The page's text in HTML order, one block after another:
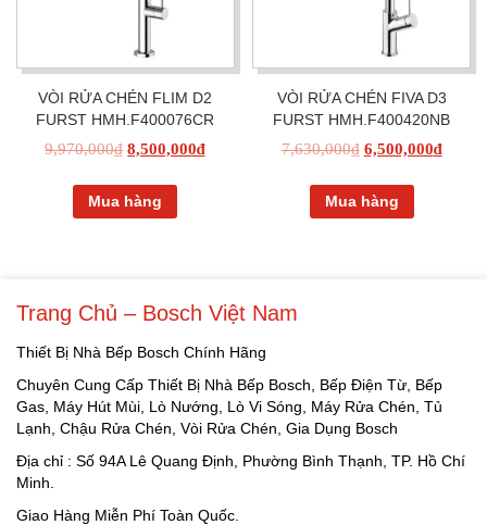
VÒI RỬA CHÉN FLIM D2
FURST HMH.F400076CR
9,970,000₫ 8,500,000₫
Mua hàng
VÒI RỬA CHÉN FIVA D3
FURST HMH.F400420NB
7,630,000₫ 6,500,000₫
Mua hàng
Trang Chủ – Bosch Việt Nam
Thiết Bị Nhà Bếp Bosch Chính Hãng
Chuyên Cung Cấp Thiết Bị Nhà Bếp Bosch, Bếp Điện Từ, Bếp
Gas, Máy Hút Mùi, Lò Nướng, Lò Vi Sóng, Máy Rửa Chén, Tủ
Lạnh, Chậu Rửa Chén, Vòi Rửa Chén, Gia Dụng Bosch
Địa chỉ : Số 94A Lê Quang Định, Phường Bình Thạnh, TP. Hồ Chí
Minh.
Giao Hàng Miễn Phí Toàn Quốc.